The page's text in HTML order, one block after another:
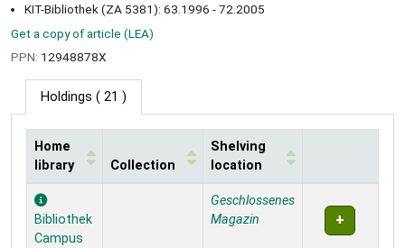
KIT-Bibliothek (ZA 5381): 63.1996 - 72.2005
Get a copy of article (LEA)
PPN: 12948878X
Holdings ( 21 )
Holdings
Home
library
Collection
Shelving
location
Bibliothek
Campus
Geschlossenes
Magazin